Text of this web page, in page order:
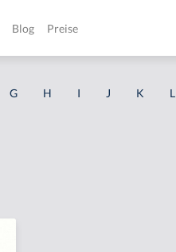
Blog Preise
G H I J K L